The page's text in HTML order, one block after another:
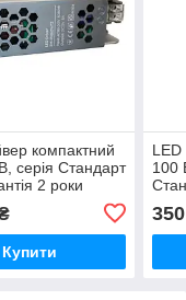
компактний
серія Стандарт
2 роки
Купити
LED
100